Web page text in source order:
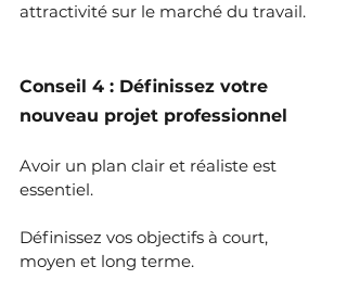
attractivité sur le marché du travail.
Conseil 4 : Définissez votre
nouveau projet professionnel
Avoir un plan clair et réaliste est
essentiel.
Définissez vos objectifs à court,
moyen et long terme.